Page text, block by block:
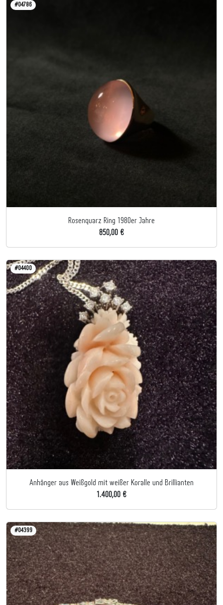
#04786
Rosenquarz Ring 1980er Jahre
850,00 €
#04400
Anhänger aus Weißgold mit weißer Koralle und Brillianten
1.400,00 €
#04399